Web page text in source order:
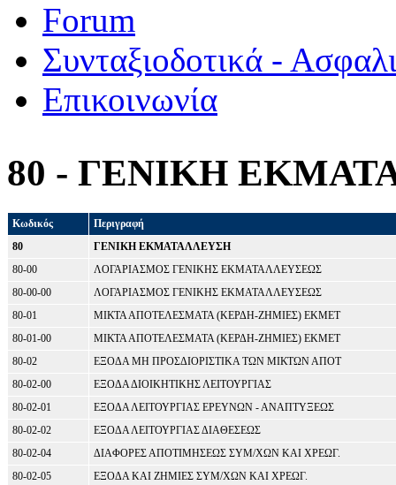
Forum
Συνταξιοδοτικά -
Επικοινωνία
80 - ΓΕΝΙΚΗ
Κωδικός
Περιγραφή
80
ΓΕΝΙΚΗ ΕΚΜΑΤΑΛΛΕΥΣΗ
80-00
ΛΟΓΑΡΙΑΣΜΟΣ ΓΕΝΙΚΗΣ ΕΚΜΑΤΑΛΛΕΥΣΕΩΣ
80-00-00
ΛΟΓΑΡΙΑΣΜΟΣ ΓΕΝΙΚΗΣ ΕΚΜΑΤΑΛΛΕΥΣΕΩΣ
80-01
ΜΙΚΤΑ ΑΠΟΤΕΛΕΣΜΑΤΑ (ΚΕΡΔΗ-ΖΗΜΙΕΣ) ΕΚΜΕΤ
80-01-00
ΜΙΚΤΑ ΑΠΟΤΕΛΕΣΜΑΤΑ (ΚΕΡΔΗ-ΖΗΜΙΕΣ) ΕΚΜΕΤ
80-02
ΕΞΟΔΑ ΜΗ ΠΡΟΣΔΙΟΡΙΣΤΙΚΑ ΤΩΝ ΜΙΚΤΩΝ ΑΠΟΤ
80-02-00
ΕΞΟΔΑ ΔΙΟΙΚΗΤΙΚΗΣ ΛΕΙΤΟΥΡΓΙΑΣ
80-02-01
ΕΞΟΔΑ ΛΕΙΤΟΥΡΓΙΑΣ ΕΡΕΥΝΩΝ - ΑΝΑΠΤΥΞΕΩΣ
80-02-02
ΕΞΟΔΑ ΛΕΙΤΟΥΡΓΙΑΣ ΔΙΑΘΕΣΕΩΣ
80-02-04
ΔΙΑΦΟΡΕΣ ΑΠΟΤΙΜΗΣΕΩΣ ΣΥΜ/ΧΩΝ ΚΑΙ ΧΡΕΩΓ.
80-02-05
ΕΞΟΔΑ ΚΑΙ ΖΗΜΙΕΣ ΣΥΜ/ΧΩΝ ΚΑΙ ΧΡΕΩΓ.